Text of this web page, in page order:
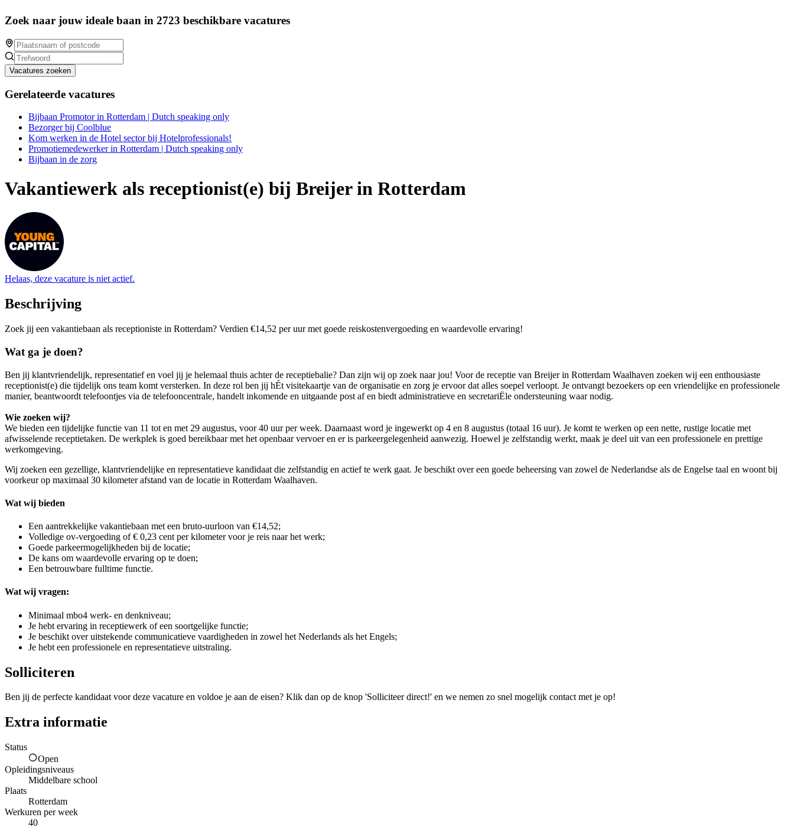
Zoek naar jouw ideale baan in 2723 beschikbare vacatures
Vacatures zoeken
Gerelateerde vacatures
Bijbaan Promotor in Rotterdam | Dutch speaking only
Bezorger bij Coolblue
Kom werken in de Hotel sector bij Hotelprofessionals!
Promotiemedewerker in Rotterdam | Dutch speaking only
Bijbaan in de zorg
Vakantiewerk als receptionist(e) bij Breijer in Rotterdam
Helaas, deze vacature is niet actief.
Beschrijving
Zoek jij een vakantiebaan als receptioniste in Rotterdam? Verdien €14,52 per uur met goede reiskostenvergoeding en waardevolle ervaring!
Wat ga je doen?
Ben jij klantvriendelijk, representatief en voel jij je helemaal thuis achter de receptiebalie? Dan zijn wij op zoek naar jou! Voor de receptie van Breijer in Rotterdam Waalhaven zoeken wij een enthousiaste
receptionist(e) die tijdelijk ons team komt versterken. In deze rol ben jij hÉt visitekaartje van de organisatie en zorg je ervoor dat alles soepel verloopt. Je ontvangt bezoekers op een vriendelijke en professionele
manier, beantwoordt telefoontjes via de telefooncentrale, handelt inkomende en uitgaande post af en biedt administratieve en secretariËle ondersteuning waar nodig.
Wie zoeken wij?
We bieden een tijdelijke functie van 11 tot en met 29 augustus, voor 40 uur per week. Daarnaast word je ingewerkt op 4 en 8 augustus (totaal 16 uur). Je komt te werken op een nette, rustige locatie met
afwisselende receptietaken. De werkplek is goed bereikbaar met het openbaar vervoer en er is parkeergelegenheid aanwezig. Hoewel je zelfstandig werkt, maak je deel uit van een professionele en prettige
werkomgeving.
Wij zoeken een gezellige, klantvriendelijke en representatieve kandidaat die zelfstandig en actief te werk gaat. Je beschikt over een goede beheersing van zowel de Nederlandse als de Engelse taal en woont bij
voorkeur op maximaal 30 kilometer afstand van de locatie in Rotterdam Waalhaven.
Wat wij bieden
Een aantrekkelijke vakantiebaan met een bruto-uurloon van €14,52;
Volledige ov-vergoeding of € 0,23 cent per kilometer voor je reis naar het werk;
Goede parkeermogelijkheden bij de locatie;
De kans om waardevolle ervaring op te doen;
Een betrouwbare fulltime functie.
Wat wij vragen:
Minimaal mbo4 werk- en denkniveau;
Je hebt ervaring in receptiewerk of een soortgelijke functie;
Je beschikt over uitstekende communicatieve vaardigheden in zowel het Nederlands als het Engels;
Je hebt een professionele en representatieve uitstraling.
Solliciteren
Ben jij de perfecte kandidaat voor deze vacature en voldoe je aan de eisen? Klik dan op de knop 'Solliciteer direct!' en we nemen zo snel mogelijk contact met je op!
Extra informatie
Status
Open
Opleidingsniveaus
Middelbare school
Plaats
Rotterdam
Werkuren per week
40